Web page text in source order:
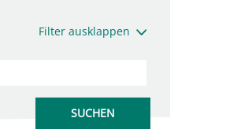
Filter ausklappen